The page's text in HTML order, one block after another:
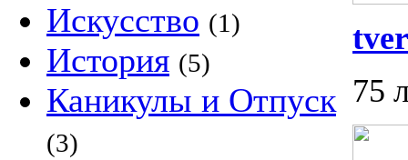
Искусство (1)
История (5)
Каникулы и Отпуск
(3)
75